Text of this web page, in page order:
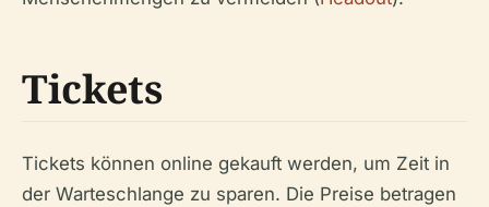
Tickets
Tickets können online gekauft werden, um Zeit in
der Warteschlange zu sparen. Die Preise betragen